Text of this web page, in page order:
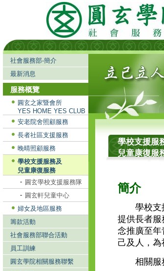
社會服務部-簡介
最新消息
服務概覽
圓玄之家暨會所
YES HOME YES CLUB
安老院舍照顧服務
長者社區支援服務
晚晴照顧服務
學校支援服務及
兒童康復服務
- 圓玄學校支援服務隊
- 圓玄軒兒童中心
婦女及地區服務
籌款活動
社會服務部聯合活動
員工訓練
圓玄學院相關服務聯繫
學校支援服
兒童康復服
簡介
學校支援
提供長者
念推廣至
己及人，為
相關服